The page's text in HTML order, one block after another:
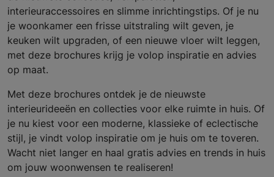
interieuraccessoires en slimme inrichtingstips. Of je nu
je woonkamer een frisse uitstraling wilt geven, je
keuken wilt upgraden, of een nieuwe vloer wilt leggen,
met deze brochures krijg je volop inspiratie en advies
op maat.
Met deze brochures ontdek je de nieuwste
interieurideeën en collecties voor elke ruimte in huis. Of
je nu kiest voor een moderne, klassieke of eclectische
stijl, je vindt volop inspiratie om je huis om te toveren.
Wacht niet langer en haal gratis advies en trends in huis
om jouw woonwensen te realiseren!